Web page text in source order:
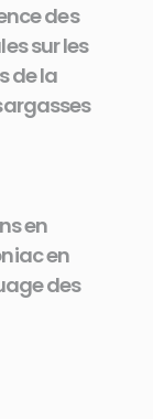
des
sur les
de la
en
en
des